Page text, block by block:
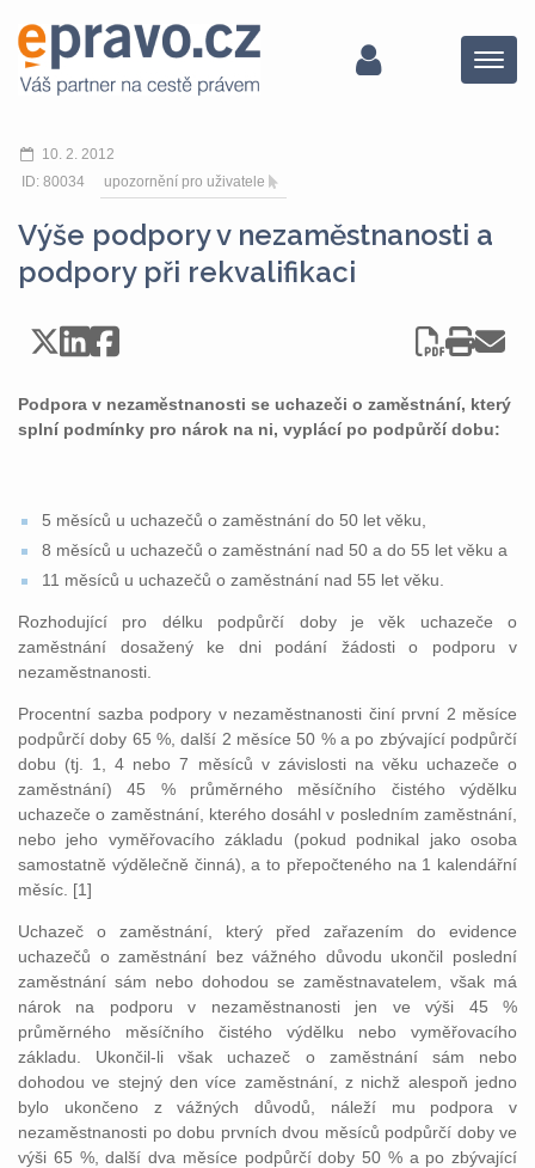
Menu
10. 2. 2012
ID: 80034
upozornění pro uživatele
Výše podpory v nezaměstnanosti a
podpory při rekvalifikaci
Podpora v nezaměstnanosti se uchazeči o zaměstnání, který
splní podmínky pro nárok na ni, vyplácí po podpůrčí dobu:
5 měsíců u uchazečů o zaměstnání do 50 let věku,
8 měsíců u uchazečů o zaměstnání nad 50 a do 55 let věku a
11 měsíců u uchazečů o zaměstnání nad 55 let věku.
Rozhodující pro délku podpůrčí doby je věk uchazeče o
zaměstnání dosažený ke dni podání žádosti o podporu v
nezaměstnanosti.
Procentní sazba podpory v nezaměstnanosti činí první 2 měsíce
podpůrčí doby 65 %, další 2 měsíce 50 % a po zbývající podpůrčí
dobu (tj. 1, 4 nebo 7 měsíců v závislosti na věku uchazeče o
zaměstnání) 45 % průměrného měsíčního čistého výdělku
uchazeče o zaměstnání, kterého dosáhl v posledním zaměstnání,
nebo jeho vyměřovacího základu (pokud podnikal jako osoba
samostatně výdělečně činná), a to přepočteného na 1 kalendářní
měsíc. [1]
Uchazeč o zaměstnání, který před zařazením do evidence
uchazečů o zaměstnání bez vážného důvodu ukončil poslední
zaměstnání sám nebo dohodou se zaměstnavatelem, však má
nárok na podporu v nezaměstnanosti jen ve výši 45 %
průměrného měsíčního čistého výdělku nebo vyměřovacího
základu. Ukončil-li však uchazeč o zaměstnání sám nebo
dohodou ve stejný den více zaměstnání, z nichž alespoň jedno
bylo ukončeno z vážných důvodů, náleží mu podpora v
nezaměstnanosti po dobu prvních dvou měsíců podpůrčí doby ve
výši 65 %, další dva měsíce podpůrčí doby 50 % a po zbývající